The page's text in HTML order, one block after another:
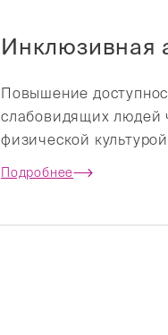
Инклюзивная
Повышение
слабовидящих людей
физической культурой
Подробнее